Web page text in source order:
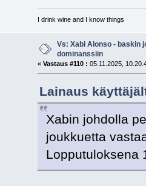
I drink wine and I know things
Vs: Xabi Alonso - baskin
dominanssiin
« Vastaus #110 : 05.11.2025,
Lainaus
Xabin johdolla
joukkuetta
Lopputuloksena